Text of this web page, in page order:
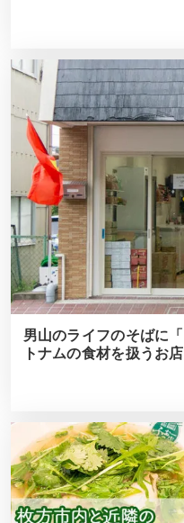
男山のライフのそばに
トナムの食材を扱うお